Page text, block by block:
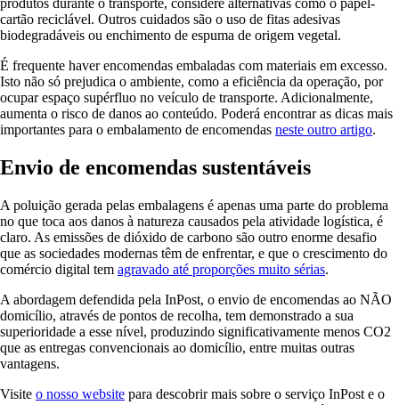
produtos durante o transporte, considere alternativas como o papel-
cartão reciclável. Outros cuidados são o uso de fitas adesivas
biodegradáveis ​​ou enchimento de espuma de origem vegetal.
É frequente haver encomendas embaladas com materiais em excesso.
Isto não só prejudica o ambiente, como a eficiência da operação, por
ocupar espaço supérfluo no veículo de transporte. Adicionalmente,
aumenta o risco de danos ao conteúdo. Poderá encontrar as dicas mais
importantes para o embalamento de encomendas neste outro artigo.
Envio de encomendas sustentáveis
A poluição gerada pelas embalagens é apenas uma parte do problema
no que toca aos danos à natureza causados pela atividade logística, é
claro. As emissões de dióxido de carbono são outro enorme desafio
que as sociedades modernas têm de enfrentar, e que o crescimento do
comércio digital tem agravado até proporções muito sérias.
A abordagem defendida pela InPost, o envio de encomendas ao NÃO
domicílio, através de pontos de recolha, tem demonstrado a sua
superioridade a esse nível, produzindo significativamente menos CO2
que as entregas convencionais ao domicílio, entre muitas outras
vantagens.
Visite o nosso website para descobrir mais sobre o serviço InPost e o